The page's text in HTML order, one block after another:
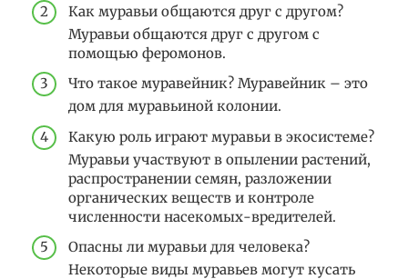
Как муравьи общаются друг с другом?
Муравьи общаются друг с другом с
помощью феромонов.
Что такое муравейник? Муравейник – это
дом для муравьиной колонии.
Какую роль играют муравьи в экосистеме?
Муравьи участвуют в опылении растений,
распространении семян, разложении
органических веществ и контроле
численности насекомых-вредителей.
Опасны ли муравьи для человека?
Некоторые виды муравьев могут кусать